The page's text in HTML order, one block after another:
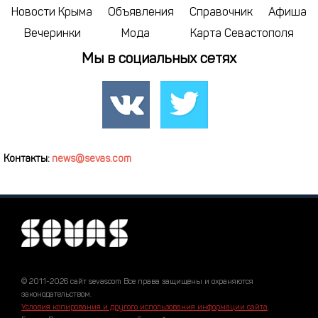
Новости Крыма Объявления Справочник
Афиша
Вечеринки
Мода Карта Севастополя
Мы в социальных сетях
Контакты: news@sevas.com
© 2011-2026 сайт sevascom Все права защищены и охраняются
законодательством.
Условия копирования и другого использования информации сайта.